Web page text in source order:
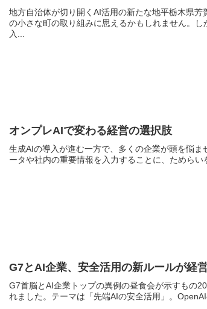
地方自治体が切り開くAI活用の新たな地平栃木県
の小さな町の取り組みに思えるかもしれません。
入...
オンプレAIで変わる経営の選択肢
生成AIの導入が進む一方で、多くの企業が頭を悩
ータや社内の重要情報を入力することに、ためら
G7とAI企業、安全活用の新ルールが経
G7首脳とAI企業トップの異例の昼食会が示すもの
れました。テーマは「先端AIの安全活用」。